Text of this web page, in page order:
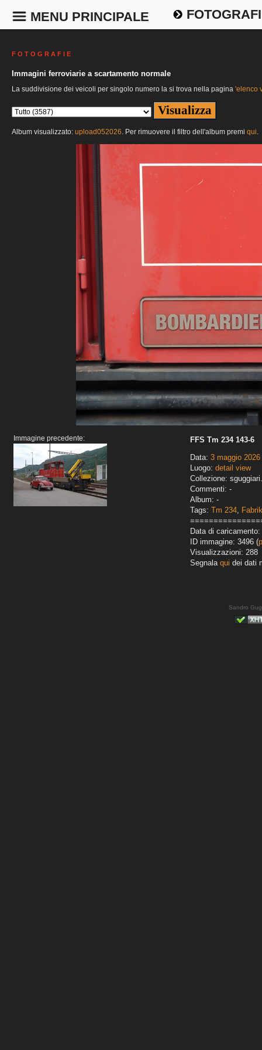
MENU PRINCIPALE
F O T O G R A F I E
Immagini ferroviarie a scartamento normale
La suddivisione dei veicoli per singolo numero la si trova nella pagina 'elenco
Album visualizzato: upload052026. Per rimuovere il filtro dell'album premi qui.
Immagine precedente:
FFS Tm 234 143-6
Data: 3 maggio 2026
Luogo: detail view
Collezione:
Commenti: -
Album: -
Tags: Tm 234,
Data di
ID immagine: 3496 (
Visualizzazioni: 288
Segnala qui dei dati
Sandro